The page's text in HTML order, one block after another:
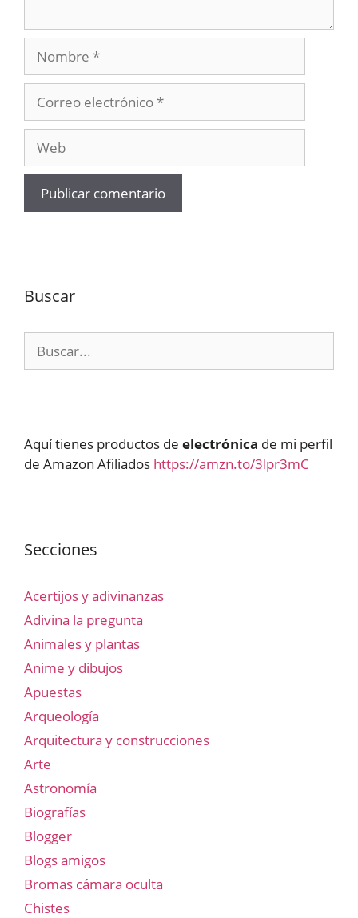
Nombre
electrónico
Buscar
Aquí tienes productos de electrónica de mi perfil
de Amazon Afiliados https://amzn.to/3lpr3mC
Secciones
Acertijos y adivinanzas
Adivina la pregunta
Animales y plantas
Anime y dibujos
Apuestas
Arqueología
Arquitectura y construcciones
Arte
Astronomía
Biografías
Blogger
Blogs amigos
Bromas cámara oculta
Chistes